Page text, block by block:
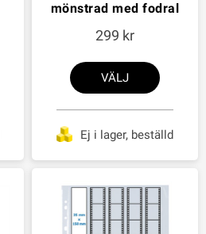
mönstrad med fodral
299
VÄLJ
Ej i lager, beställd